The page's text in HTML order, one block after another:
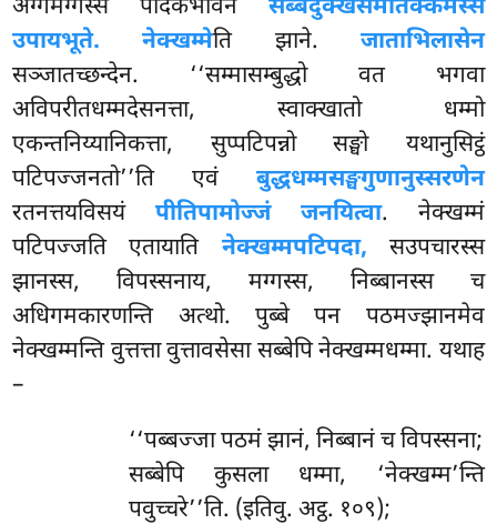
अग्गमग्गस्स पादकभावेन सब्बदुक्खसमतिक्कमस्स
उपायभूते. नेक्खम्मेति झाने. जाताभिलासेन
सञ्जातच्छन्देन. ‘‘सम्मासम्बुद्धो वत भगवा
अविपरीतधम्मदेसनत्ता, स्वाक्खातो धम्मो
एकन्तनिय्यानिकत्ता, सुप्पटिपन्नो सङ्घो यथानुसिट्ठं
पटिपज्जनतो’’ति एवं बुद्धधम्मसङ्घगुणानुस्सरणेन
रतनत्तयविसयंपीतिपामोज्जं जनयित्वा. नेक्खम्मं
पटिपज्जति एतायाति नेक्खम्मपटिपदा, सउपचारस्स
झानस्स, विपस्सनाय, मग्गस्स, निब्बानस्स च
अधिगमकारणन्ति अत्थो. पुब्बे पन पठमज्झानमेव
नेक्खम्मन्ति वुत्तत्ता वुत्तावसेसा सब्बेपि नेक्खम्मधम्मा. यथाह
–
‘‘पब्बज्जा पठमं झानं, निब्बानं च विपस्सना;
सब्बेपि कुसला धम्मा, ‘नेक्खम्म’न्ति
पवुच्चरे’’ति. (इतिवु. अट्ठ. १०९);